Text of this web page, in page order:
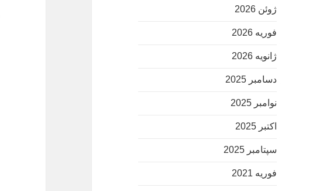
ژوئن 2026
فوریه 2026
ژانویه 2026
دسامبر 2025
نوامبر 2025
اکتبر 2025
سپتامبر 2025
فوریه 2021